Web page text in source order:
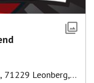
71229 Leonberg,